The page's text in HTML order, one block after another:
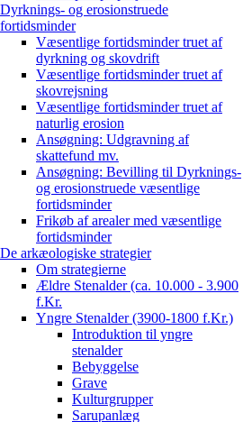
Dyrknings- og erosionstruede
fortidsminder
Væsentlige fortidsminder truet af
dyrkning og skovdrift
Væsentlige fortidsminder truet af
skovrejsning
Væsentlige fortidsminder truet af
naturlig erosion
Ansøgning: Udgravning af
skattefund mv.
Ansøgning: Bevilling til Dyrknings-
og erosionstruede væsentlige
fortidsminder
Frikøb af arealer med væsentlige
fortidsminder
De arkæologiske strategier
Om strategierne
Ældre Stenalder (ca. 10.000 - 3.900
f.Kr.
Yngre Stenalder (3900-1800 f.Kr.)
Introduktion til yngre
stenalder
Bebyggelse
Grave
Kulturgrupper
Sarupanlæg